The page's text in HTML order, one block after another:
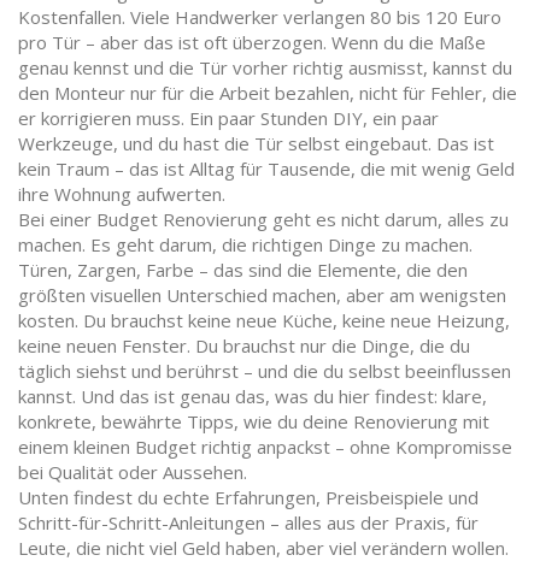
Kostenfallen. Viele Handwerker verlangen 80 bis 120 Euro
pro Tür – aber das ist oft überzogen. Wenn du die Maße
genau kennst und die Tür vorher richtig ausmisst, kannst du
den Monteur nur für die Arbeit bezahlen, nicht für Fehler, die
er korrigieren muss. Ein paar Stunden DIY, ein paar
Werkzeuge, und du hast die Tür selbst eingebaut. Das ist
kein Traum – das ist Alltag für Tausende, die mit wenig Geld
ihre Wohnung aufwerten.
Bei einer Budget Renovierung geht es nicht darum, alles zu
machen. Es geht darum, die richtigen Dinge zu machen.
Türen, Zargen, Farbe – das sind die Elemente, die den
größten visuellen Unterschied machen, aber am wenigsten
kosten. Du brauchst keine neue Küche, keine neue Heizung,
keine neuen Fenster. Du brauchst nur die Dinge, die du
täglich siehst und berührst – und die du selbst beeinflussen
kannst. Und das ist genau das, was du hier findest: klare,
konkrete, bewährte Tipps, wie du deine Renovierung mit
einem kleinen Budget richtig anpackst – ohne Kompromisse
bei Qualität oder Aussehen.
Unten findest du echte Erfahrungen, Preisbeispiele und
Schritt-für-Schritt-Anleitungen – alles aus der Praxis, für
Leute, die nicht viel Geld haben, aber viel verändern wollen.